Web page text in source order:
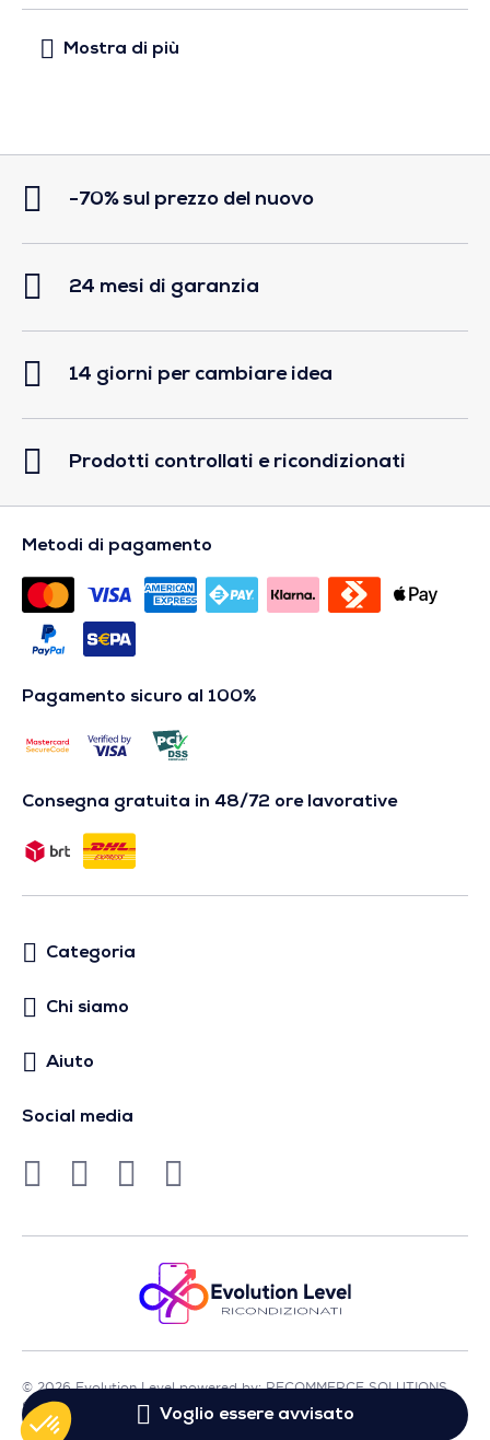
Voglio essere avvisato
-70% sul prezzo del nuovo
24 mesi di garanzia
14 giorni per cambiare idea
Prodotti controllati e ricondizionati
Metodi di pagamento
Pagamento sicuro al 100%
Consegna gratuita in 48/72 ore lavorative
Categoria
Chi siamo
Aiuto
Social media
© 2026 Evolution Level powered by: RECOMMERCE SOLUTIONS
SA - Sede in Avenue Lénine, 54 - 94250 Gentilly - Francia
- P.IVA FR01513969402 - Tutti i diritti riservati